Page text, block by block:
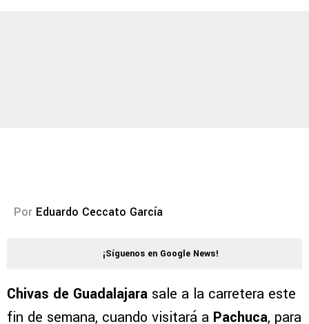
Por Eduardo Ceccato García
¡Síguenos en Google News!
Chivas de Guadalajara sale a la carretera este
fin de semana, cuando visitará a Pachuca, para